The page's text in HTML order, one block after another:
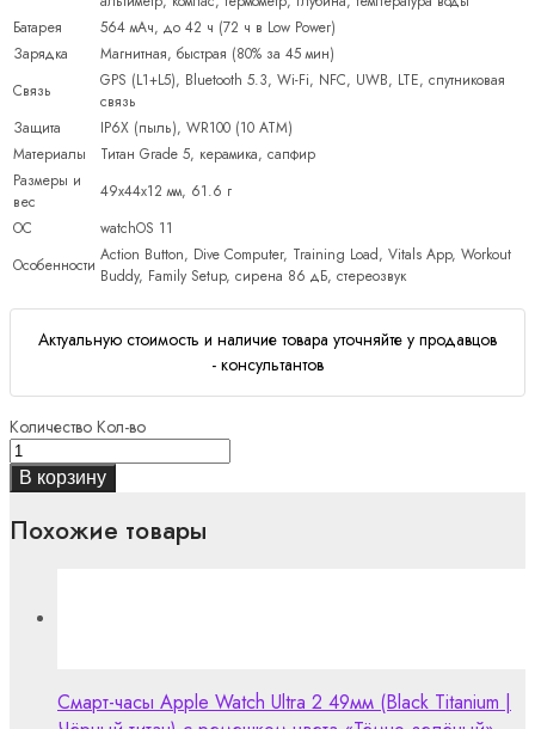
Батарея
564 мАч, до 42 ч (72 ч в Low Power)
Зарядка
Магнитная, быстрая (80% за 45 мин)
Связь
GPS (L1+L5), Bluetooth 5.3, Wi-Fi, NFC, UWB, LTE, спутниковая
связь
Защита
IP6X (пыль), WR100 (10 ATM)
Материалы
Титан Grade 5, керамика, сапфир
Размеры и
вес
49x44x12 мм, 61.6 г
ОС
watchOS 11
Особенности Action Button, Dive Computer, Training Load, Vitals App, Workout
Buddy, Family Setup, сирена 86 дБ, стереозвук
Актуальную стоимость и наличие товара уточняйте у продавцов
- консультантов
Количество Кол-во
В корзину
Похожие товары
Смарт-часы Apple Watch Ultra 2 49мм (Black Titanium |